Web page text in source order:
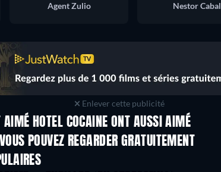
Agent Zulio
Nestor Cabal
Enlever cette publicité
AIMÉ HOTEL COCAINE ONT AUSSI AIMÉ
Série
POUVEZ REGARDER GRATUITEMENT
Série